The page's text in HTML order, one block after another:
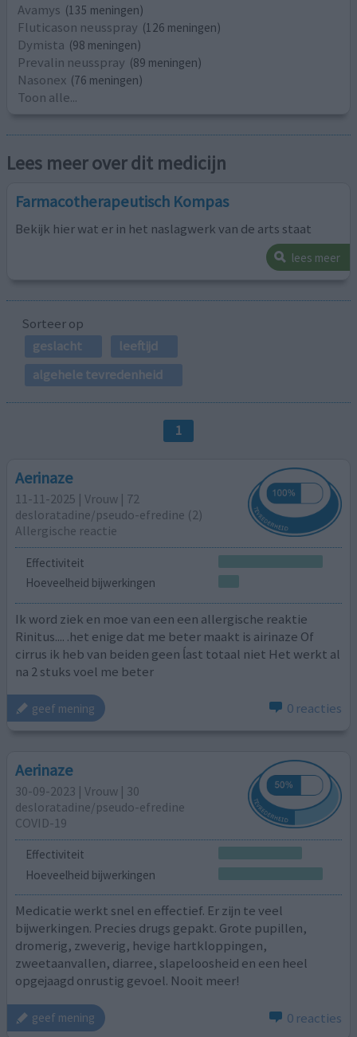
Avamys (135 meningen)
Fluticason neusspray (126 meningen)
Dymista (98 meningen)
Prevalin neusspray (89 meningen)
Nasonex (76 meningen)
Toon alle...
Lees meer over dit medicijn
Farmacotherapeutisch Kompas
Bekijk hier wat er in het naslagwerk van de arts staat
lees meer
Sorteer op
geslacht
leeftijd
algehele tevredenheid
1
Aerinaze
11-11-2025 | Vrouw | 72
desloratadine/pseudo-efredine (2)
Allergische reactie
Effectiviteit
Hoeveelheid bijwerkingen
Ik word ziek en moe van een een allergische reaktie
Rinitus.... .het enige dat me beter maakt is airinaze Of
cirrus ik heb van beiden geen ĺast totaal niet Het werkt al
na 2 stuks voel me beter
geef mening 0 reacties
Aerinaze
30-09-2023 | Vrouw | 30
desloratadine/pseudo-efredine
COVID-19
Effectiviteit
Hoeveelheid bijwerkingen
Medicatie werkt snel en effectief. Er zijn te veel
bijwerkingen. Precies drugs gepakt. Grote pupillen,
dromerig, zweverig, hevige hartkloppingen,
zweetaanvallen, diarree, slapeloosheid en een heel
opgejaagd onrustig gevoel. Nooit meer!
geef mening 0 reacties